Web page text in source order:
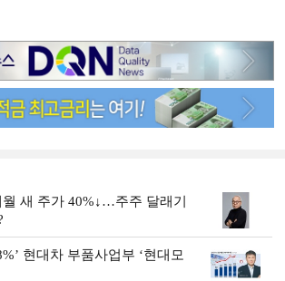
새 주가 40%↓…주주 달래기
현대차 부품사업부 ‘현대모